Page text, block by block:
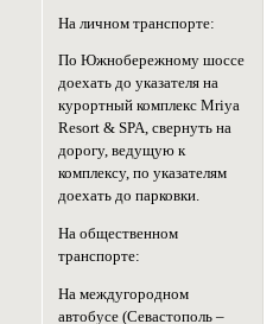
На личном транспорте:
По Южнобережному шоссе
доехать до указателя на
курортный комплекс Mriya
Resort & SPA, свернуть на
дорогу, ведущую к
комплексу, по указателям
доехать до парковки.
На общественном
транспорте:
На междугородном
автобусе (Севастополь –